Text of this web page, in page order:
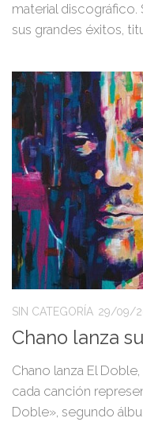
material
sus grandes éxitos,
SIN CATEGORÍA 29/09/
Chano lanza
Chano lanza El
cada canción
Doble», segundo